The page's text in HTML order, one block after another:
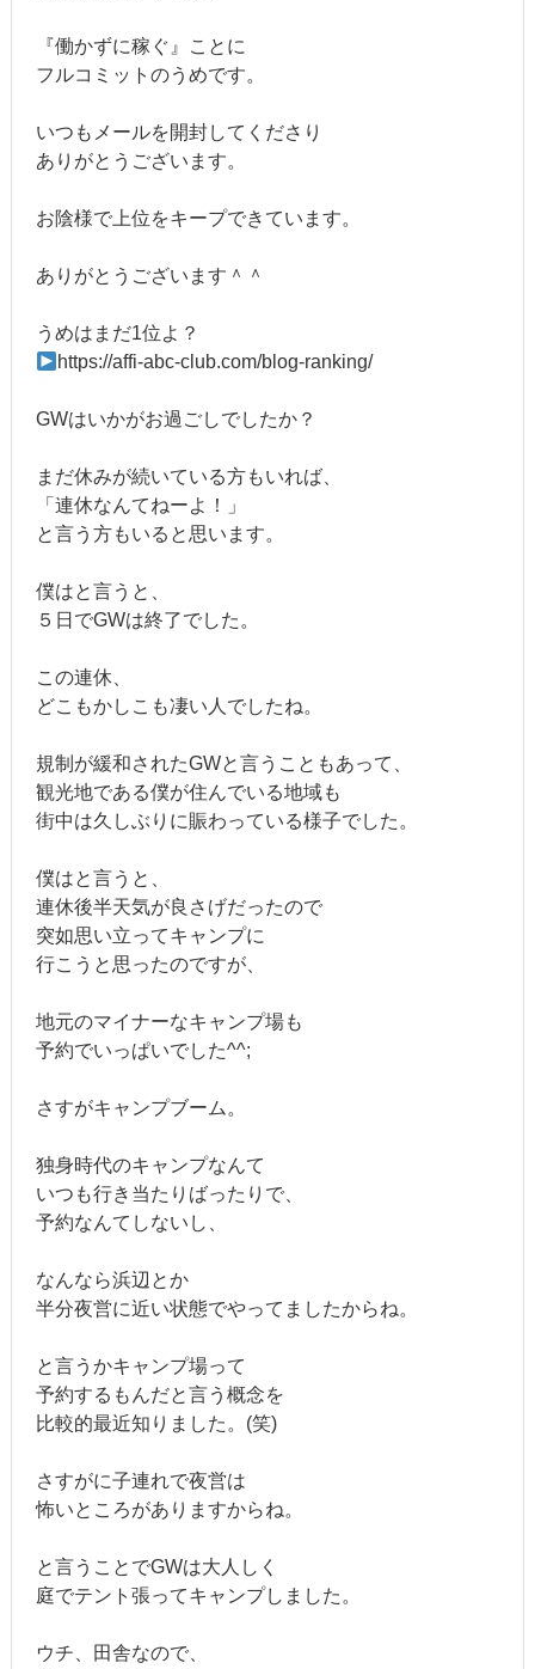
『働かずに稼ぐ』ことに
フルコミットのうめです。
いつもメールを開封してくださり
ありがとうございます。
お陰様で上位をキープできています。
ありがとうございます＾＾
うめはまだ1位よ？
https://affi-abc-club.com/blog-ranking/
GWはいかがお過ごしでしたか？
まだ休みが続いている方もいれば、
「連休なんてねーよ！」
と言う方もいると思います。
僕はと言うと、
５日でGWは終了でした。
この連休、
どこもかしこも凄い人でしたね。
規制が緩和されたGWと言うこともあって、
観光地である僕が住んでいる地域も
街中は久しぶりに賑わっている様子でした。
僕はと言うと、
連休後半天気が良さげだったので
突如思い立ってキャンプに
行こうと思ったのですが、
地元のマイナーなキャンプ場も
予約でいっぱいでした^^;
さすがキャンプブーム。
独身時代のキャンプなんて
いつも行き当たりばったりで、
予約なんてしないし、
なんなら浜辺とか
半分夜営に近い状態でやってましたからね。
と言うかキャンプ場って
予約するもんだと言う概念を
比較的最近知りました。(笑)
さすがに子連れで夜営は
怖いところがありますからね。
と言うことでGWは大人しく
庭でテント張ってキャンプしました。
ウチ、田舎なので、